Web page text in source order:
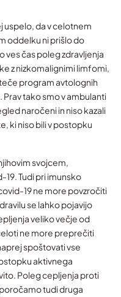
uspelo, da v celotnem
oddelku ni prišlo do
ves čas poleg zdravljenja
z nizkomalignimi limfomi,
program avtolognih
tako smo v ambulanti
naročeni in niso kazali
ki niso bili v postopku
svojcem,
Tudi pri imunsko
19 ne more povzročiti
se lahko pojavijo
veliko večje od
ne more preprečiti
spoštovati vse
aktivnega
Poleg cepljenja proti
tudi druga